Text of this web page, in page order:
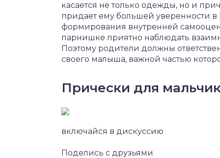
касается не только одежды, но и
придает ему большей уверенности
формирования внутренней
парнишке приятно наблюдать
Поэтому родители должны
своего малыша, важной частью
Прически для
включайся в дискуссию
Поделись с друзьями